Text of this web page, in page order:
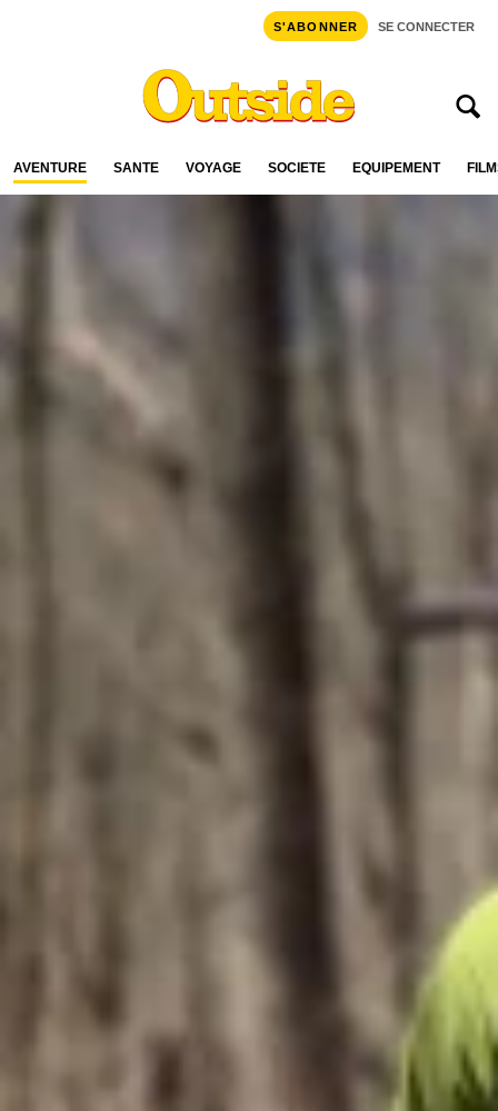
S'ABONNER SE CONNECTER
AVENTURE SANTÉ VOYAGE SOCIÉTÉ ÉQUIPEMENT